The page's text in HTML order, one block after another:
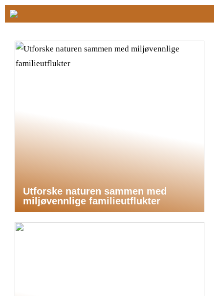
Utforske naturen sammen med
miljøvennlige familieutflukter